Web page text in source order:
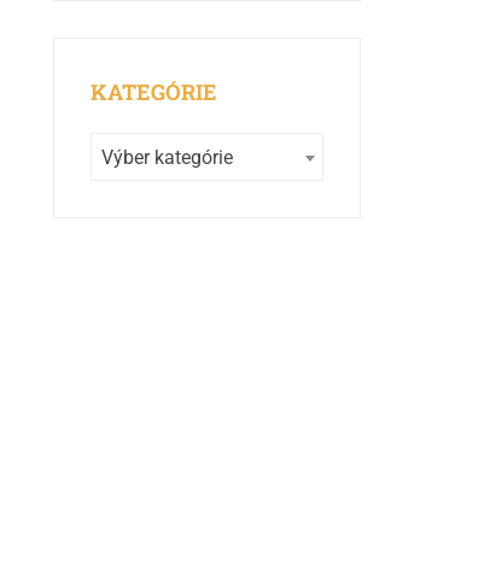
KATEGÓRIE
Výber kategórie